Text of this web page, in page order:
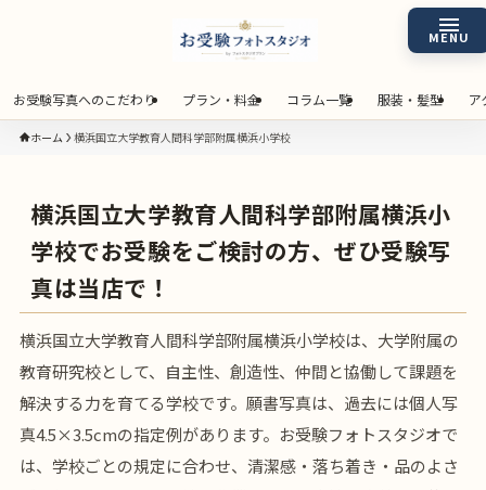
お受験写真へのこだわり プラン・料金 コラム一覧 服装・髪型 ア
ホーム 横浜国立大学教育人間科学部附属横浜小学校
横浜国立大学教育人間科学部附属横浜小
学校でお受験をご検討の方、ぜひ受験写
真は当店で！
横浜国立大学教育人間科学部附属横浜小学校は、大学附属の
教育研究校として、自主性、創造性、仲間と協働して課題を
解決する力を育てる学校です。願書写真は、過去には個人写
真4.5×3.5cmの指定例があります。お受験フォトスタジオで
は、学校ごとの規定に合わせ、清潔感・落ち着き・品のよさ